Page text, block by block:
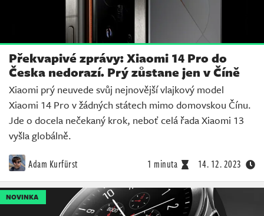
Překvapivé zprávy: Xiaomi 14 Pro do
Česka nedorazí. Prý zůstane jen v Číně
Xiaomi prý neuvede svůj nejnovější vlajkový model
Xiaomi 14 Pro v žádných státech mimo domovskou Čínu.
Jde o docela nečekaný krok, neboť celá řada Xiaomi 13
vyšla globálně.
Adam Kurfürst 1 minuta 14. 12. 2023
NOVINKA